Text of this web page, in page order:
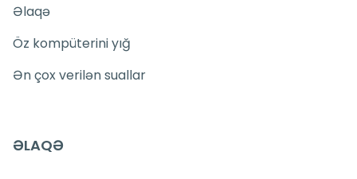
vasitəsilə bizə ünvanlaya bilərsiniz.
Seçim etməkdə dəstəyə ehtiyacınız varsa, təcrübəli
mütəxəssislərimiz hər gün saat 10:00–19:00 aralığında
xidmətinizdədir.
Əlaqə
Öz kompüterini yığ
Ən çox verilən suallar
ƏLAQƏ